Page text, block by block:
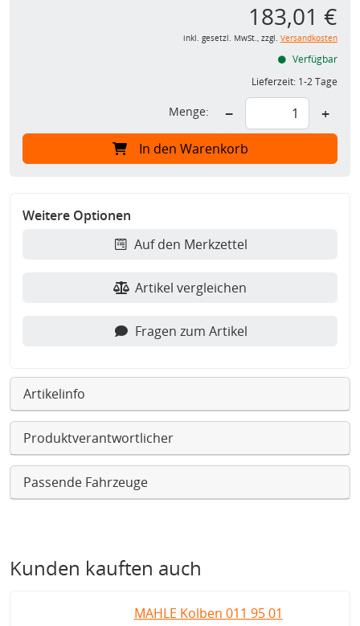
183,01 €
inkl. gesetzl. MwSt., zzgl. Versandkosten
Verfügbar
Lieferzeit: 1-2 Tage
Menge: − +
In den Warenkorb
Weitere Optionen
Auf den Merkzettel
Artikel vergleichen
Fragen zum Artikel
Artikelinfo
Produktverantwortlicher
Passende Fahrzeuge
Kunden kauften auch
MAHLE Kolben 011 95 01